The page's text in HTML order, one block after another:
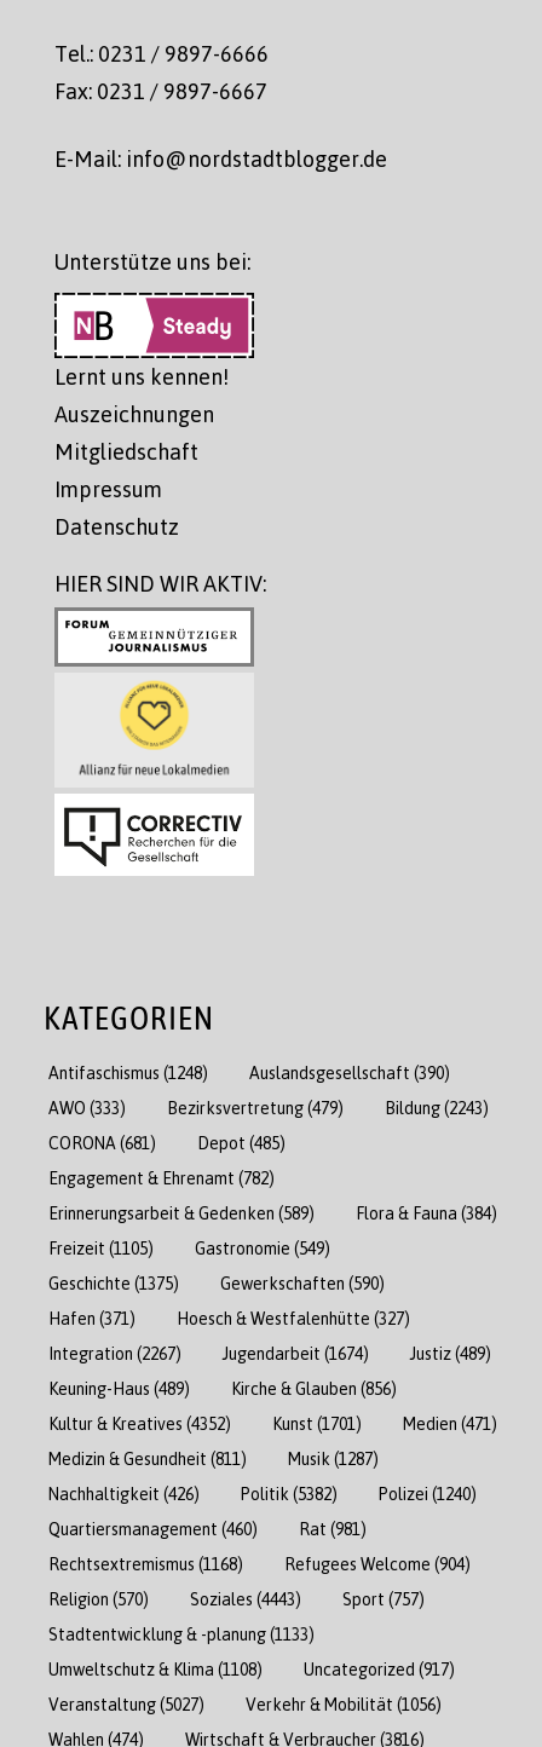
Tel.: 0231 / 9897-6666
Fax: 0231 / 9897-6667
E-Mail: info@nordstadtblogger.de
Unterstütze uns bei:
Lernt uns kennen!
Auszeichnungen
Mitgliedschaft
Impressum
Datenschutz
HIER SIND WIR AKTIV:
KATEGORIEN
Antifaschismus (1248) Auslandsgesellschaft (390)
AWO (333) Bezirksvertretung(479) Bildung(2243)
CORONA (681) Depot (485)
Engagement & Ehrenamt (782)
Erinnerungsarbeit & Gedenken (589) Flora & Fauna (384)
Freizeit (1105) Gastronomie (549)
Geschichte (1375) Gewerkschaften (590)
Hafen (371) Hoesch & Westfalenhütte (327)
Integration (2267) Jugendarbeit (1674) Justiz(489)
Keuning-Haus (489) Kirche & Glauben (856)
Kultur & Kreatives (4352) Kunst (1701) Medien (471)
Medizin & Gesundheit (811) Musik (1287)
Nachhaltigkeit (426) Politik (5382) Polizei (1240)
Quartiersmanagement (460) Rat (981)
Rechtsextremismus (1168) Refugees Welcome (904)
Religion (570) Soziales (4443) Sport (757)
Stadtentwicklung & -planung(1133)
Umweltschutz & Klima (1108) Uncategorized (917)
Veranstaltung(5027) Verkehr & Mobilität (1056)
Wahlen (474) Wirtschaft & Verbraucher(3816)